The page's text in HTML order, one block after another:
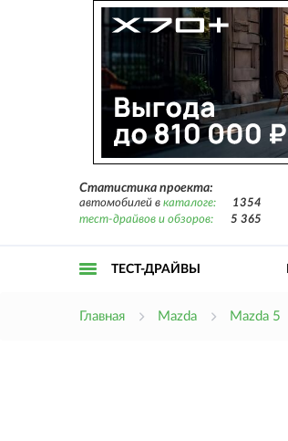
Статистика проекта:
автомобилей в каталоге:
1354
тест-драйвов и обзоров:
5 365
ТЕСТ-ДРАЙВЫ
Главная Mazda Mazda 5